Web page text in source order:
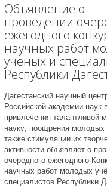
Объявление о
проведении
ежегодного
научных работ
ученых и
Республики
Дагестанский научный
Российской академии наук
привлечения талантливой
науку, поощрения
также стимуляции их
активности объявляет о
очередного ежегодного
научных работ молодых
специалистов Республики